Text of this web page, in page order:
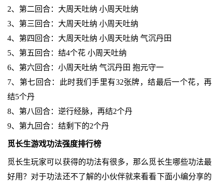
2、第二回合：大周天吐纳 小周天吐纳
3、第三回合：大周天吐纳 小周天吐纳
4、第四回合：大周天吐纳 小周天吐纳 气沉丹田
5、第五回合：结4个花 小周天吐纳
6、第六回合：小周天吐纳 气沉丹田 抱元守一
7、第七回合：此时我们手里有32张牌，结最后一个花，再
结5个丹
8、第八回合：逆行经脉，再结2个丹
9、第九回合：结剩下的2个丹
觅长生游戏功法强度排行榜
觅长生玩家可以获得的功法有很多，那么觅长生哪些功法最
好用？对于功法还不了解的小伙伴就来看看下面小编分享的